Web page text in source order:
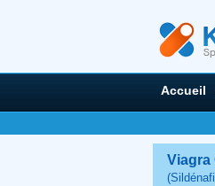
Accueil
Viagra